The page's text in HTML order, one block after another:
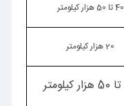
40 تا 50 هزار کیلومتر
20 هزار کیلومتر